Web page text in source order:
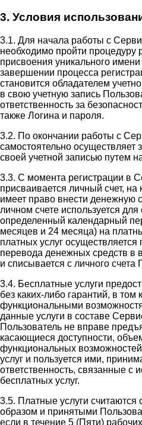
3. Условия
3.1. Для начала работы с
необходимо пройти процедуру
присвоения уникального
завершении процесса
становится обладателем
в свою учетную запись
ответственность за
также Логина и пароля.
3.2. По окончании работы с
самостоятельно
своей учетной записью путем
3.3. С момента регистрации в
присваивается личный счет,
имеет право внести денежную
личном счете используется
определенный календарный
месяцев и 24 месяца) на
платных услуг осуществляется
перевода денежных средств в
и списывается с личного счета
3.4. Бесплатные услуги
без каких-либо гарантий, в том
функциональными
данные услуги в составе
Пользователь не вправе
касающиеся доступности,
функциональных
услуг и пользуется ими,
ответственность, связанные с
бесплатных услуг.
3.5. Платные услуги
образом и принятыми
если в течение 5 (Пяти)